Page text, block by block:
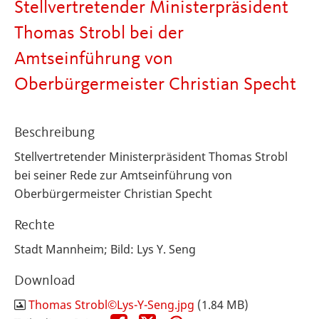
Stellvertretender Ministerpräsident
Thomas Strobl bei der
Amtseinführung von
Oberbürgermeister Christian Specht
Beschreibung
Stellvertretender Ministerpräsident Thomas Strobl
bei seiner Rede zur Amtseinführung von
Oberbürgermeister Christian Specht
Rechte
Stadt Mannheim; Bild: Lys Y. Seng
Download
Thomas Strobl©Lys-Y-Seng.jpg (1.84 MB)